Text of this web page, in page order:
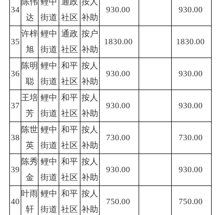
34
达
街道 社区 补助
930.00 930.00
35
许梓
旭
鲤中
街道
通政
社区
按户
补助
1830.00 1830.00
36
陈明
聪
鲤中
街道
和平
社区
按人
补助
930.00 930.00
37
王培
芳
鲤中
街道
和平
社区
按人
补助
930.00 930.00
38
陈世
英
鲤中
街道
和平
社区
按人
补助
730.00 730.00
39
陈秀
金
鲤中
街道
和平
社区
按人
补助
930.00 930.00
40
叶雨
轩
鲤中
街道
和平
社区
按人
补助
750.00 750.00